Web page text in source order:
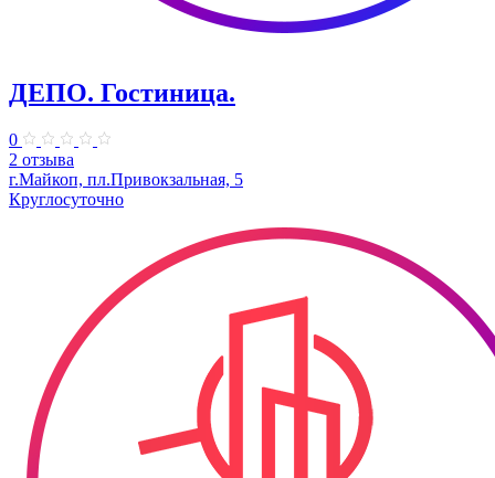
ДЕПО. Гостиница.
0
2 отзыва
г.Майкоп, пл.Привокзальная, 5
Круглосуточно